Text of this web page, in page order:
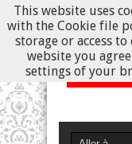
This website uses
with the Cookie file
storage or access
website you
settings of your